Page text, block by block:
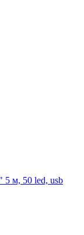
5 м, 50 led, usb